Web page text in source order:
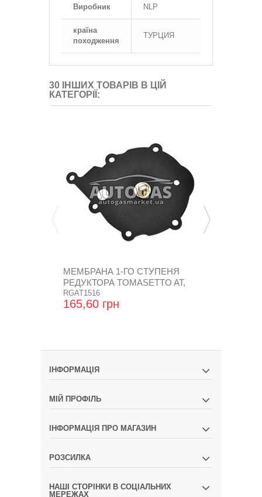
Виробник NLP
країна
походження
ТУРЦИЯ
30 ІНШИХ ТОВАРІВ В ЦІЙ
КАТЕГОРІЇ:
МЕМБРАНА 1-ГО СТУПЕНЯ
РЕДУКТОРА TOMASETTO AT,
AT07
RGAT1516
165,60 грн
ІНФОРМАЦІЯ
МІЙ ПРОФІЛЬ
ІНФОРМАЦІЯ ПРО МАГАЗИН
РОЗСИЛКА
НАШІ СТОРІНКИ В СОЦІАЛЬНИХ
МЕРЕЖАХ